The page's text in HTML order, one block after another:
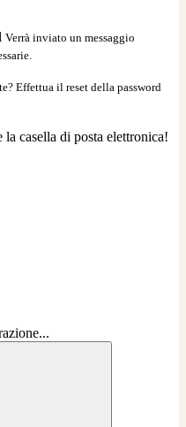
Verrà inviato un messaggio
Effettua il reset della password
casella di posta elettronica!